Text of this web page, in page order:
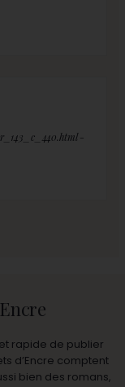
-
rapide de publier
d’Encre comptent
bien des romans,